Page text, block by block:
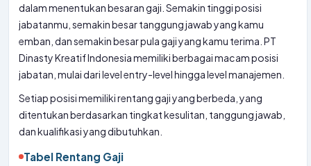
dalam menentukan besaran gaji. Semakin tinggi posisi
jabatanmu, semakin besar tanggung jawab yang kamu
emban, dan semakin besar pula gaji yang kamu terima. PT
Dinasty Kreatif Indonesia memiliki berbagai macam posisi
jabatan, mulai dari level entry-level hingga level manajemen.
Setiap posisi memiliki rentang gaji yang berbeda, yang
ditentukan berdasarkan tingkat kesulitan, tanggung jawab,
dan kualifikasi yang dibutuhkan.
Tabel Rentang Gaji